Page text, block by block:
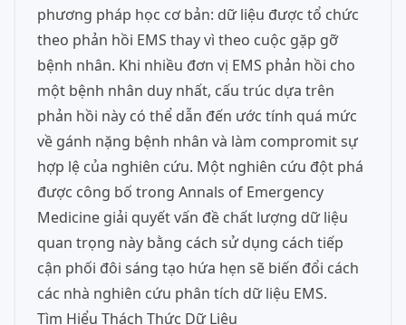
phương pháp học cơ bản: dữ liệu được tổ chức
theo phản hồi EMS thay vì theo cuộc gặp gỡ
bệnh nhân. Khi nhiều đơn vị EMS phản hồi cho
một bệnh nhân duy nhất, cấu trúc dựa trên
phản hồi này có thể dẫn đến ước tính quá mức
về gánh nặng bệnh nhân và làm compromit sự
hợp lệ của nghiên cứu. Một nghiên cứu đột phá
được công bố trong Annals of Emergency
Medicine giải quyết vấn đề chất lượng dữ liệu
quan trọng này bằng cách sử dụng cách tiếp
cận phối đôi sáng tạo hứa hẹn sẽ biến đổi cách
các nhà nghiên cứu phân tích dữ liệu EMS.
Tìm Hiểu Thách Thức Dữ Liệu